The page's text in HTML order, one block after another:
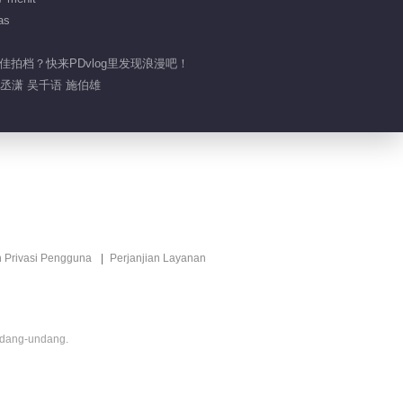
拍档？快来PDvlog里发现浪漫吧！
潇 吴千语 施伯雄
Privasi Pengguna Perjanjian Layanan
undang.